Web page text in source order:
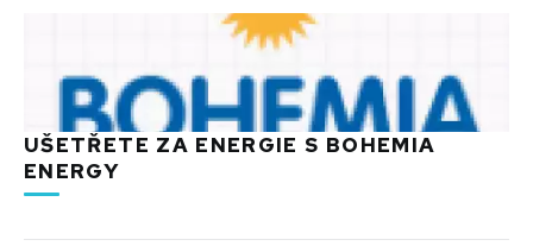
UŠETŘETE ZA ENERGIE S BOHEMIA
ENERGY